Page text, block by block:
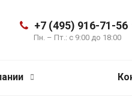
+7 (495) 916-71-56
Пн. – Пт.: с 9:00 до 18:00